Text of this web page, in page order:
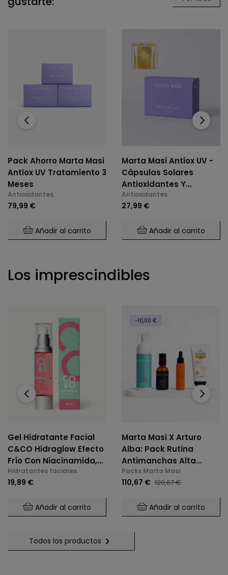
Pack Ahorro Marta Masi
Antiox UV Tratamiento 3
Meses
Antioxidantes
79,99 €
Añadir al carrito
Marta Masi Antiox UV -
Cápsulas Solares
Antioxidantes Y
Antiedad (30 Cap)
Antioxidantes
27,99 €
Añadir al carrito
‹ ›
Los imprescindibles
Gel Hidratante Facial
C&CO Hidraglow Efecto
Frío Con Niacinamida,
Xylitol, Panthenol,
Elastina Marina, Para
Hidratantes faciales
19,89 €
Añadir al carrito
-10,00 €
Marta Masi X Arturo
Alba: Pack Rutina
Antimanchas Alta
Potencia
Packs Marta Masi
110,67 € 120,67 €
Añadir al carrito
‹ ›
Todos los productos 